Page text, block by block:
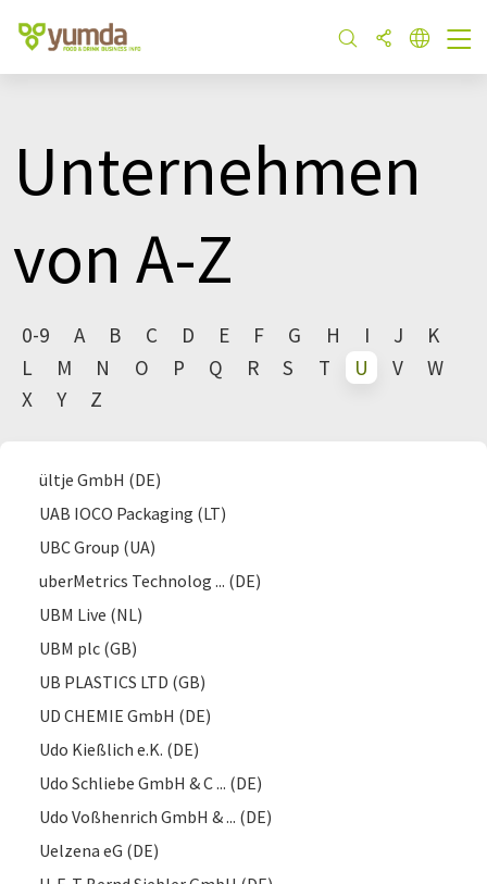
Unternehmen
von A-Z
0-9 A B C D E F G H I J
K
L
M N O P Q R S T U V
W
X
Y Z
ültje GmbH (DE)
UAB IOCO Packaging (LT)
UBC Group (UA)
uberMetrics Technolog ... (DE)
UBM Live (NL)
UBM plc (GB)
UB PLASTICS LTD (GB)
UD CHEMIE GmbH (DE)
Udo Kießlich e.K. (DE)
Udo Schliebe GmbH & C ... (DE)
Udo Voßhenrich GmbH & ... (DE)
Uelzena eG (DE)